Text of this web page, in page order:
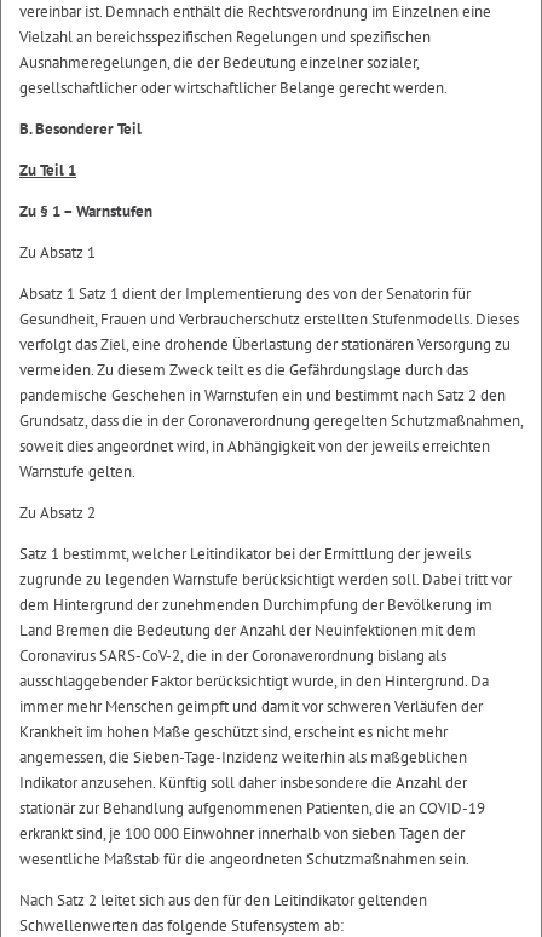
vereinbar ist. Demnach enthält die Rechtsverordnung im Einzelnen eine
Vielzahl an bereichsspezifischen Regelungen und spezifischen
Ausnahmeregelungen, die der Bedeutung einzelner sozialer,
gesellschaftlicher oder wirtschaftlicher Belange gerecht werden.
B. Besonderer Teil
Zu Teil 1
Zu § 1 – Warnstufen
Zu Absatz 1
Absatz 1 Satz 1 dient der Implementierung des von der Senatorin für
Gesundheit, Frauen und Verbraucherschutz erstellten Stufenmodells. Dieses
verfolgt das Ziel, eine drohende Überlastung der stationären Versorgung zu
vermeiden. Zu diesem Zweck teilt es die Gefährdungslage durch das
pandemische Geschehen in Warnstufen ein und bestimmt nach Satz 2 den
Grundsatz, dass die in der Coronaverordnung geregelten Schutzmaßnahmen,
soweit dies angeordnet wird, in Abhängigkeit von der jeweils erreichten
Warnstufe gelten.
Zu Absatz 2
Satz 1 bestimmt, welcher Leitindikator bei der Ermittlung der jeweils
zugrunde zu legenden Warnstufe berücksichtigt werden soll. Dabei tritt vor
dem Hintergrund der zunehmenden Durchimpfung der Bevölkerung im
Land Bremen die Bedeutung der Anzahl der Neuinfektionen mit dem
Coronavirus SARS-CoV-2, die in der Coronaverordnung bislang als
ausschlaggebender Faktor berücksichtigt wurde, in den Hintergrund. Da
immer mehr Menschen geimpft und damit vor schweren Verläufen der
Krankheit im hohen Maße geschützt sind, erscheint es nicht mehr
angemessen, die Sieben-Tage-Inzidenz weiterhin als maßgeblichen
Indikator anzusehen. Künftig soll daher insbesondere die Anzahl der
stationär zur Behandlung aufgenommenen Patienten, die an COVID-19
erkrankt sind, je 100 000 Einwohner innerhalb von sieben Tagen der
wesentliche Maßstab für die angeordneten Schutzmaßnahmen sein.
Nach Satz 2 leitet sich aus den für den Leitindikator geltenden
Schwellenwerten das folgende Stufensystem ab: